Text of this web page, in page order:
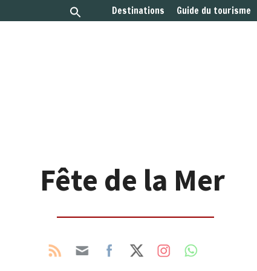
Destinations Guide du tourisme
Fête de la Mer